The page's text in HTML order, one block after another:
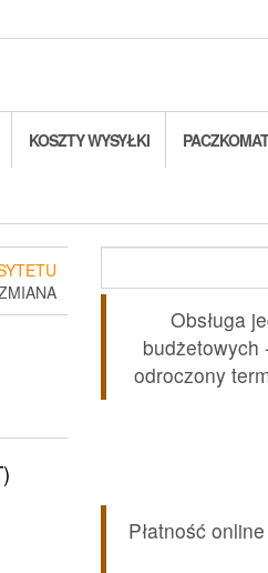
KOSZTY WYSYŁKI
Obsługa
budżetowych
odroczony
Płatność online